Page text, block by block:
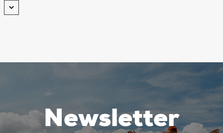
Newsletter